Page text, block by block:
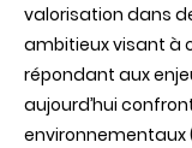
valorisation dans
ambitieux visant à
répondant aux
aujourd’hui